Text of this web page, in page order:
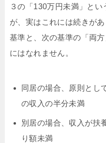
３の「130万円未満」と
が、実はこれには続きが
基準と、次の基準の「両
にはなれません。
同居の場合、原則とし
の収入の半分未満
別居の場合、収入が扶
り額未満